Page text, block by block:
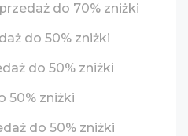
do 70% zniżki
do 50% zniżki
do 50% zniżki
50% zniżki
do 50% zniżki